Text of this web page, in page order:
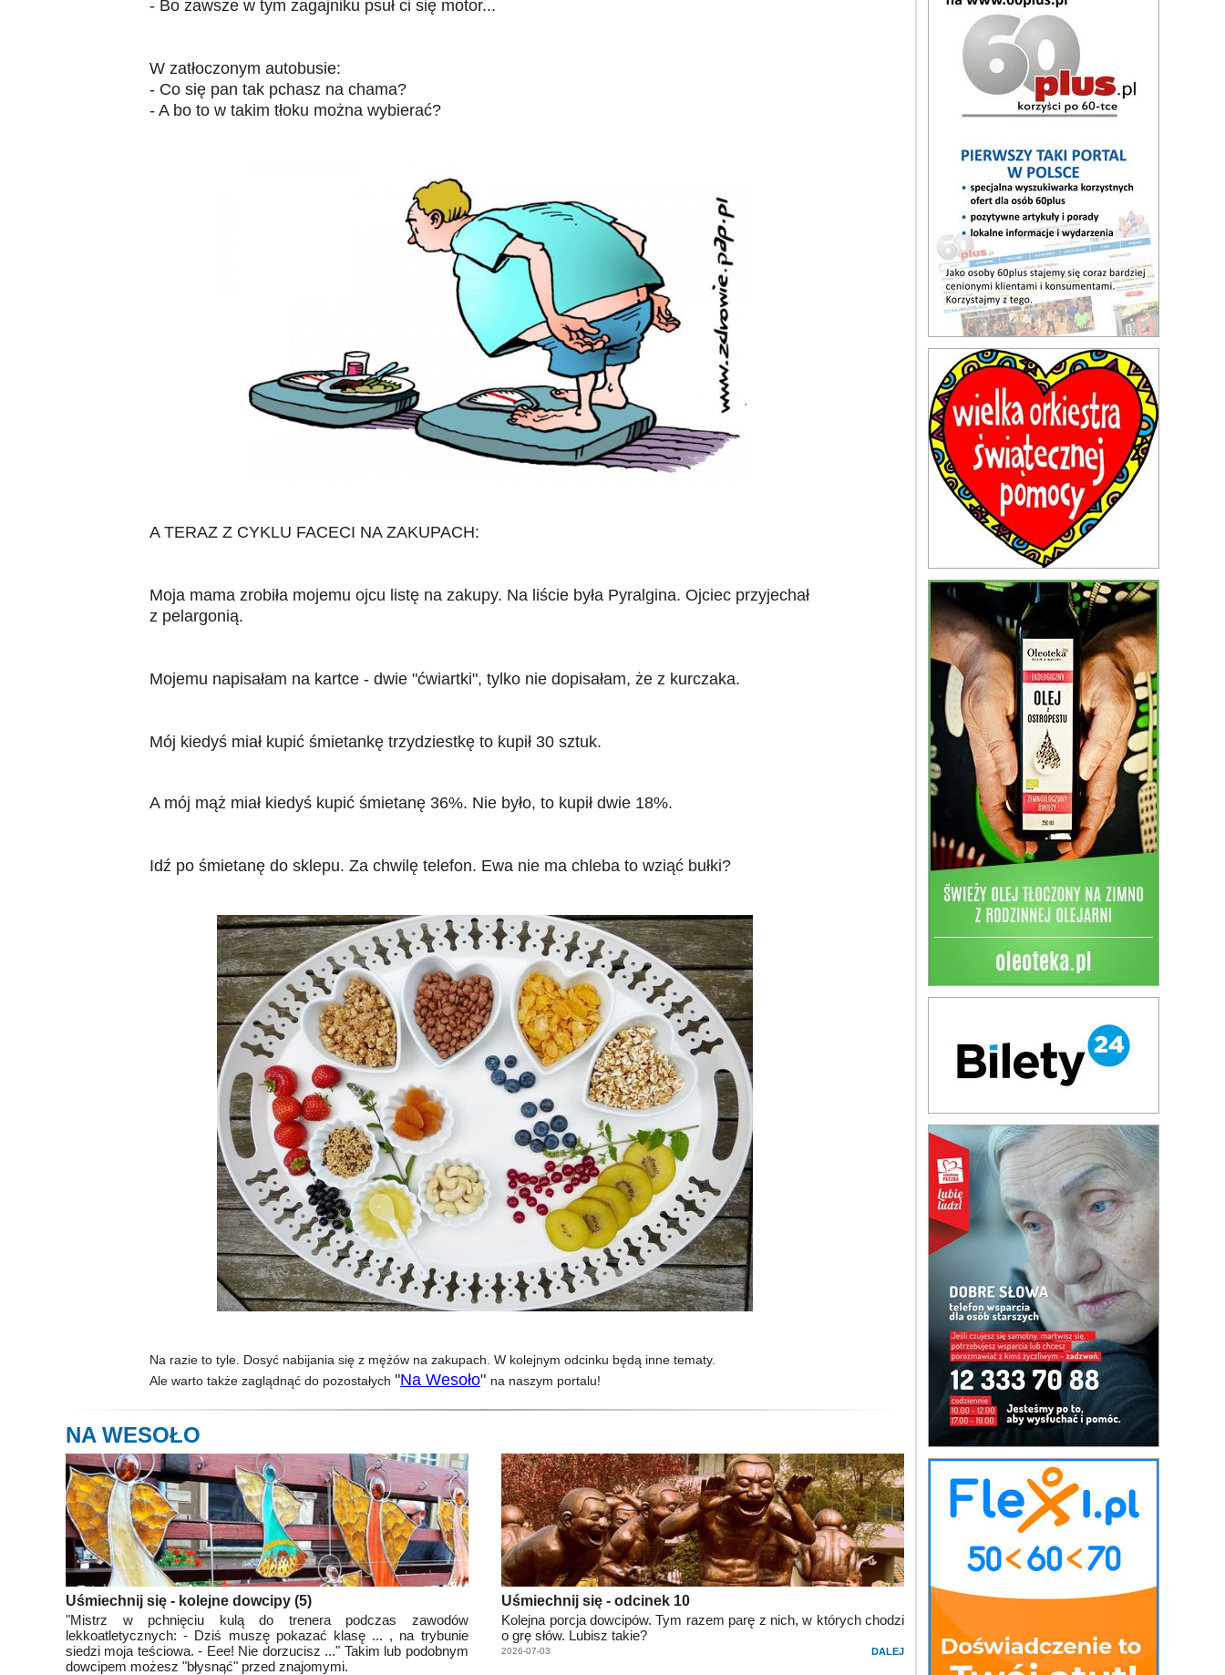
- Bo zawsze w tym zagajniku psuł ci się motor...
W zatłoczonym autobusie:
- Co się pan tak pchasz na chama?
- A bo to w takim tłoku można wybierać?
A TERAZ Z CYKLU FACECI NA ZAKUPACH:
Moja mama zrobiła mojemu ojcu listę na zakupy. Na liście była Pyralgina. Ojciec przyjechał
z pelargonią.
Mojemu napisałam na kartce - dwie "ćwiartki", tylko nie dopisałam, że z kurczaka.
Mój kiedyś miał kupić śmietankę trzydziestkę to kupił 30 sztuk.
A mój mąż miał kiedyś kupić śmietanę 36%. Nie było, to kupił dwie 18%.
Idź po śmietanę do sklepu. Za chwilę telefon. Ewa nie ma chleba to wziąć bułki?
Na razie to tyle. Dosyć nabijania się z mężów na zakupach. W kolejnym odcinku będą inne tematy.
Ale warto także zaglądnąć do pozostałych "Na Wesoło" na naszym portalu!
NA WESOŁO
Uśmiechnij się - kolejne dowcipy (5)
"Mistrz w pchnięciu kulą do trenera podczas zawodów
lekkoatletycznych: - Dziś muszę pokazać klasę ... , na trybunie
siedzi moja teściowa. - Eee! Nie dorzucisz ..." Takim lub podobnym
dowcipem możesz "błysnąć" przed znajomymi.
Uśmiechnij się - odcinek 10
Kolejna porcja dowcipów. Tym razem parę z nich, w których chodzi
o grę słów. Lubisz takie?
2026-07-03 DALEJ